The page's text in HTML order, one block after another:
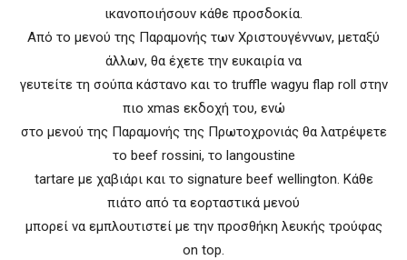
ικανοποιήσουν κάθε προσδοκία.
Από το μενού της Παραμονής των Χριστουγέννων, μεταξύ
άλλων, θα έχετε την ευκαιρία να
γευτείτε τη σούπα κάστανο και το truffle wagyu flap roll στην
πιο xmas εκδοχή του, ενώ
στο μενού της Παραμονής της Πρωτοχρονιάς θα λατρέψετε
το beef rossini, το langoustine
tartare με χαβιάρι και το signature beef wellington. Κάθε
πιάτο από τα εορταστικά μενού
μπορεί να εμπλουτιστεί με την προσθήκη λευκής τρούφας
on top.